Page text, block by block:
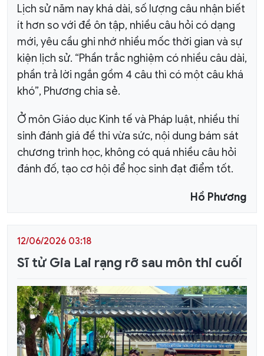
Lịch sử năm nay khá dài, số lượng câu nhận biết
ít hơn so với đề ôn tập, nhiều câu hỏi có dạng
mới, yêu cầu ghi nhớ nhiều mốc thời gian và sự
kiện lịch sử. “Phần trắc nghiệm có nhiều câu dài,
phần trả lời ngắn gồm 4 câu thì có một câu khá
khó”, Phương chia sẻ.
Ở môn Giáo dục Kinh tế và Pháp luật, nhiều thí
sinh đánh giá đề thi vừa sức, nội dung bám sát
chương trình học, không có quá nhiều câu hỏi
đánh đố, tạo cơ hội để học sinh đạt điểm tốt.
Hồ Phương
12/06/2026 03:18
Sĩ tử Gia Lai rạng rỡ sau môn thi cuối